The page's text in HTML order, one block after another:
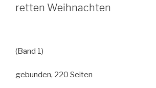
retten Weihnachten
(Band 1)
gebunden, 220 Seiten